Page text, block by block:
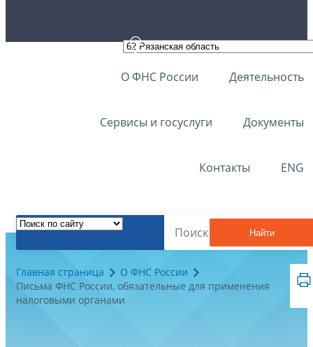
О ФНС России Деятельность
Сервисы и госуслуги Документы
Контакты ENG
Найти
Главная страница
О ФНС России
Письма ФНС России, обязательные для применения
налоговыми органами